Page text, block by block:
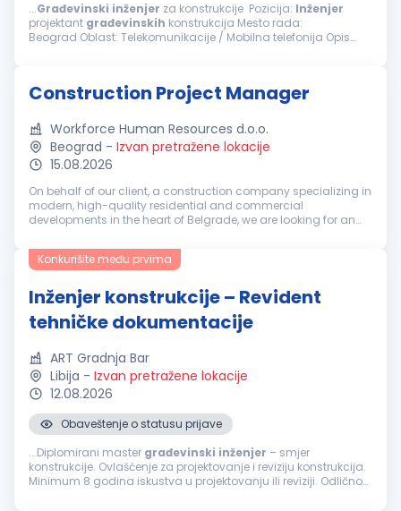
...Građevinski inženjer za konstrukcije Pozicija: Inženjer
projektant građevinskih konstrukcija Mesto rada:
Beograd Oblast: Telekomunikacije / Mobilna telefonija Opis
Construction Project Manager
Workforce Human Resources d.o.o.
Beograd - Izvan pretražene lokacije
15.08.2026
On behalf of our client, a construction company specializing in
modern, high-quality residential and commercial
developments in the heart of Belgrade, we are looking for an
fast-growing or...
Konkurišite među prvima
Inženjer konstrukcije – Revident
tehničke dokumentacije
ART Gradnja Bar
Libija - Izvan pretražene lokacije
12.08.2026
Obaveštenje o statusu prijave
...Diplomirani master građevinski inženjer – smjer
konstrukcije. Ovlašćenje za projektovanje i reviziju konstrukcija.
Minimum 8 godina iskustva u projektovanju ili reviziji. Odlično